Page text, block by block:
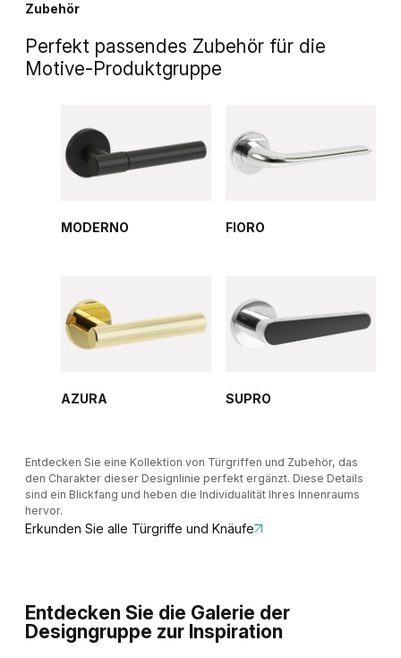
Zubehör
Perfekt passendes Zubehör für die
Motive-Produktgruppe
MODERNO FIORO
AZURA SUPRO
Entdecken Sie eine Kollektion von Türgriffen und Zubehör, das
den Charakter dieser Designlinie perfekt ergänzt. Diese Details
sind ein Blickfang und heben die Individualität Ihres Innenraums
hervor.
Erkunden Sie alle Türgriffe und Knäufe
Entdecken Sie die Galerie der
Designgruppe zur Inspiration